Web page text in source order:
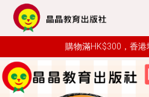
購物滿HK$300，香港